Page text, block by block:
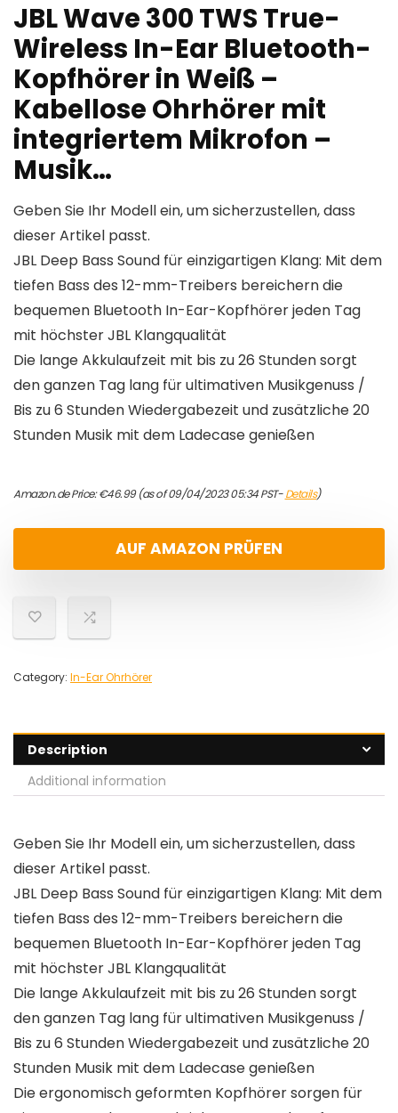
JBL Wave 300 TWS True-
Wireless In-Ear Bluetooth-
Kopfhörer in Weiß –
Kabellose Ohrhörer mit
integriertem Mikrofon –
Musik…
Geben Sie Ihr Modell ein, um sicherzustellen, dass
dieser Artikel passt.
JBL Deep Bass Sound für einzigartigen Klang: Mit dem
tiefen Bass des 12-mm-Treibers bereichern die
bequemen Bluetooth In-Ear-Kopfhörer jeden Tag
mit höchster JBL Klangqualität
Die lange Akkulaufzeit mit bis zu 26 Stunden sorgt
den ganzen Tag lang für ultimativen Musikgenuss /
Bis zu 6 Stunden Wiedergabezeit und zusätzliche 20
Stunden Musik mit dem Ladecase genießen
Amazon.de Price:€46.99(as of 09/04/2023 05:34 PST-Details)
AUF AMAZON PRÜFEN
Category: In-Ear Ohrhörer
Description
Additional information
Geben Sie Ihr Modell ein, um sicherzustellen, dass
dieser Artikel passt.
JBL Deep Bass Sound für einzigartigen Klang: Mit dem
tiefen Bass des 12-mm-Treibers bereichern die
bequemen Bluetooth In-Ear-Kopfhörer jeden Tag
mit höchster JBL Klangqualität
Die lange Akkulaufzeit mit bis zu 26 Stunden sorgt
den ganzen Tag lang für ultimativen Musikgenuss /
Bis zu 6 Stunden Wiedergabezeit und zusätzliche 20
Stunden Musik mit dem Ladecase genießen
Die ergonomisch geformten Kopfhörer sorgen für